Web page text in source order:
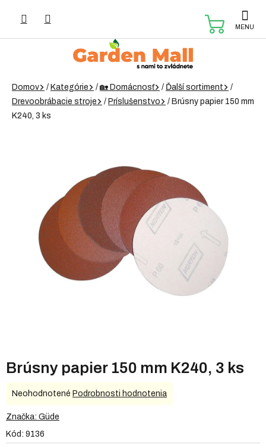
Domov / Kategórie / 🏡 Domácnosť / Ďalší sortiment
/
Drevoobrábacie stroje
/ Príslušenstvo / Brúsny papier 150 mm
K240, 3 ks
Brúsny papier 150 mm K240, 3 ks
Kód: 9136
Priemerné
produktu
0,0
Neohodnotené Podrobnosti hodnotenia
Značka: Güde